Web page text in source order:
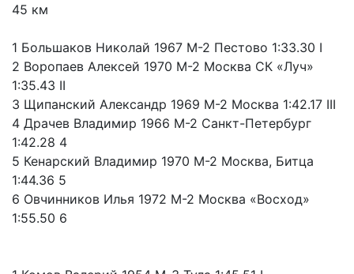
45 км
1 Большаков Николай 1967 М-2 Пестово 1:33.30 I
2 Воропаев Алексей 1970 М-2 Москва СК «Луч»
1:35.43 II
3 Щипанский Александр 1969 М-2 Москва 1:42.17 III
4 Драчев Владимир 1966 М-2 Санкт-Петербург
1:42.28 4
5 Кенарский Владимир 1970 М-2 Москва, Битца
1:44.36 5
6 Овчинников Илья 1972 М-2 Москва «Восход»
1:55.50 6